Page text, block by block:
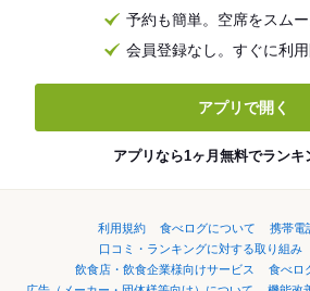
予約も簡単。空席をスム
会員登録なし。すぐに利
アプリで開く
アプリなら1ヶ月無料でランキ
利用規約 食べログについて
携帯電
口コミ・ランキングに対する取り組み
飲食店・飲食企業様向けサービス
食べロ